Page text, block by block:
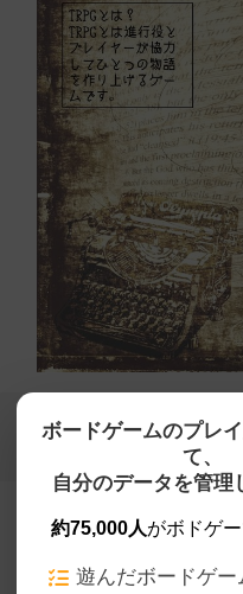
ボードゲームのプレ
て、
自分のデータを管理
約75,000人がボドゲ
遊んだボードゲー
【ボドゲーマ】ボ